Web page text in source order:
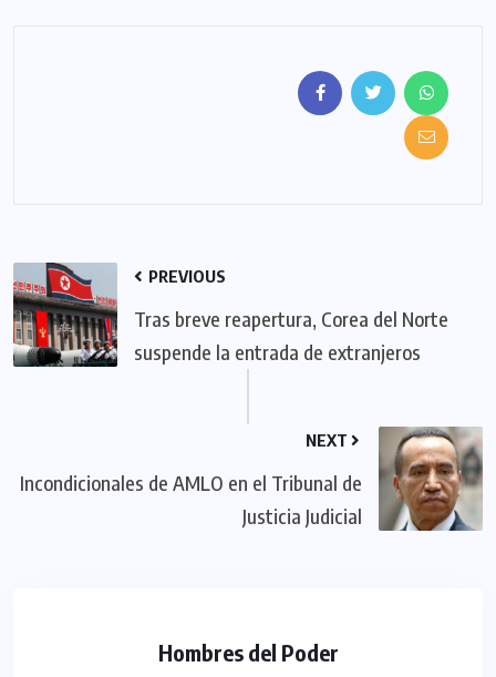
PREVIOUS
Tras breve reapertura, Corea del Norte
suspende la entrada de extranjeros
NEXT
Incondicionales de AMLO en el Tribunal de
Justicia Judicial
Hombres del Poder